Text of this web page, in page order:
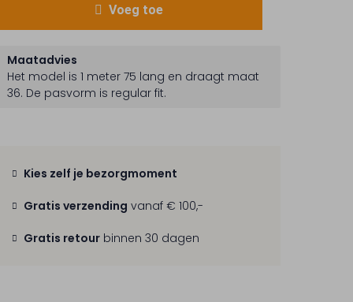
Voeg toe
Maatadvies
Het model is 1 meter 75 lang en draagt maat
36. De pasvorm is regular fit.
Kies zelf je bezorgmoment
Gratis verzending vanaf € 100,-
Gratis retour binnen 30 dagen